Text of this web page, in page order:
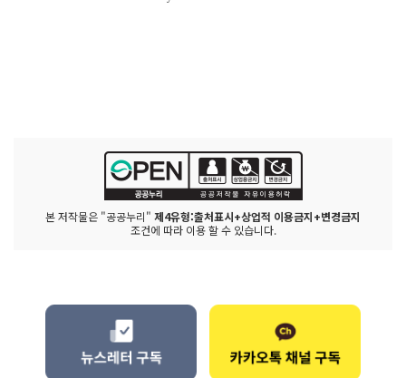
본 저작물은 "공공누리" 제4유형:출처표시+상업적 이용금지+변경금지
조건에 따라 이용 할 수 있습니다.